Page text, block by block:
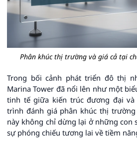
Phân khúc thị trường và giá cả tại
Trong bối cảnh phát triển đô thị
Marina Tower đã nổi lên như một
tinh tế giữa kiến trúc đương đại
trình đánh giá phân khúc thị
này không chỉ dừng lại ở những con
sự phóng chiếu tương lai về tiềm